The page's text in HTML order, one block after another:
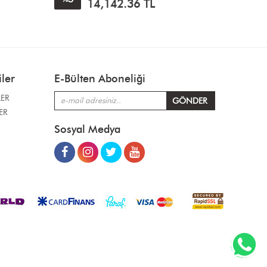
14,142.36 TL
E-Bülten Aboneliği
Sosyal Medya